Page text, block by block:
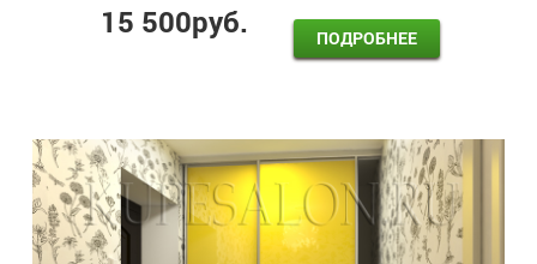
15 500руб. ПОДРОБНЕЕ